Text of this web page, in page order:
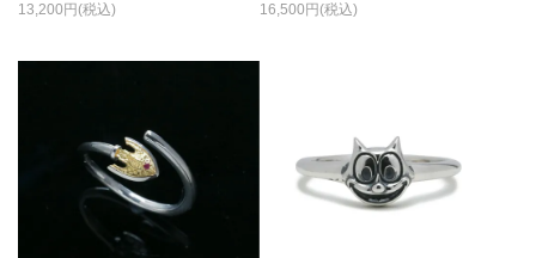
13,200 16,500